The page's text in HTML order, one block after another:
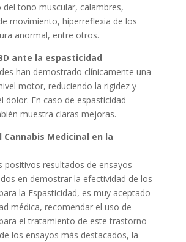
tono muscular, calambres,
movimiento, hiperreflexia de los
anormal, entre otros.
ante la espasticidad
han demostrado clínicamente una
motor, reduciendo la rigidez y
dolor. En caso de espasticidad
muestra claras mejoras.
Medicinal en la
positivos resultados de ensayos
en demostrar la efectividad de los
la Espasticidad, es muy aceptado
médica, recomendar el uso de
el tratamiento de este trastorno
los ensayos más destacados, la